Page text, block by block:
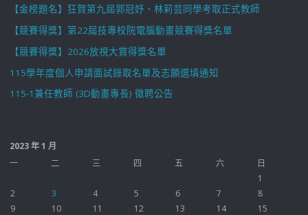
【金榜題名】狂賀第九屆郭冠妤、林莉芸同學考取正式教師
【競賽得獎】第22屆技專校院電腦動畫競賽得獎名單
【競賽得獎】2026放視大賞得獎名單
115學年度個人申請面試錄取名單及志願選填通知
115-1兼任教師 (3D動畫專長) 徵聘公告
2023 年 1 月
一
二 三 四 五 六
日
1
2
3 4 5 6 7
8
9
10 11 12 13 14
15